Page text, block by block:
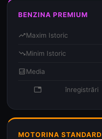
BENZINA PREMIUM
trending_upMaxim Istoric
trending_downMinim Istoric
analyticsMedia
database înregistrări
MOTORINA STANDARD